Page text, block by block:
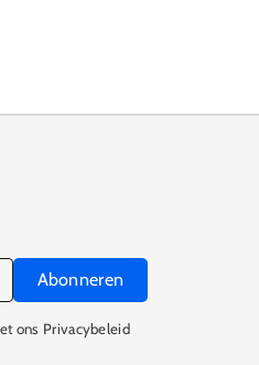
Abonneren
ons Privacybeleid